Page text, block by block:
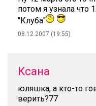
потом я узнала что
"Клуба"
08.12.2007 (19:55)
Ксана
юляшка, а кто-то
верить?77